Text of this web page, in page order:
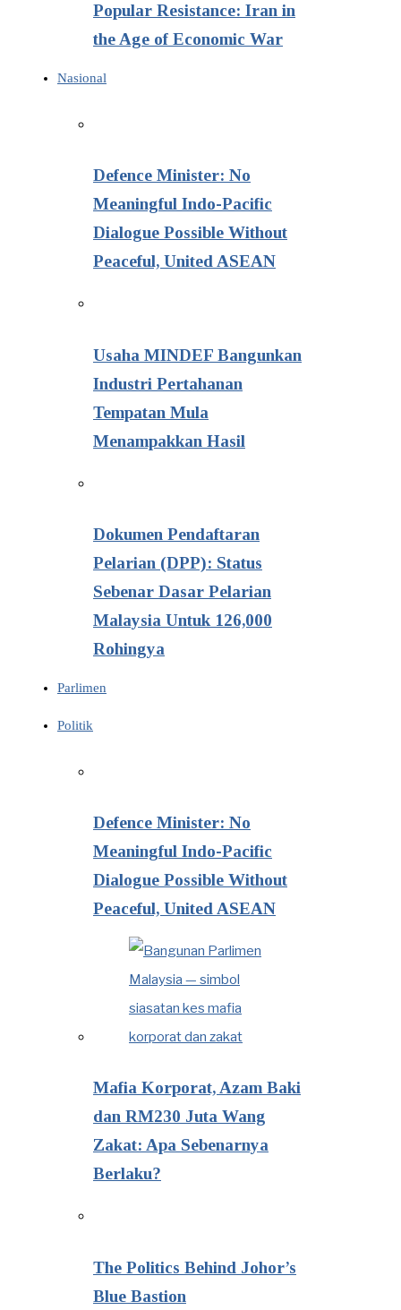
Popular Resistance: Iran in
the Age of Economic War
Nasional
Defence Minister: No
Meaningful Indo-Pacific
Dialogue Possible Without
Peaceful, United ASEAN
Usaha MINDEF Bangunkan
Industri Pertahanan
Tempatan Mula
Menampakkan Hasil
Dokumen Pendaftaran
Pelarian (DPP): Status
Sebenar Dasar Pelarian
Malaysia Untuk 126,000
Rohingya
Parlimen
Politik
Defence Minister: No
Meaningful Indo-Pacific
Dialogue Possible Without
Peaceful, United ASEAN
Mafia Korporat, Azam Baki
dan RM230 Juta Wang
Zakat: Apa Sebenarnya
Berlaku?
The Politics Behind Johor’s
Blue Bastion